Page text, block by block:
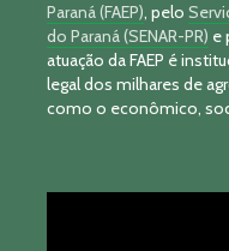
Paraná (FAEP), pelo
do Paraná (SENAR-PR) e
atuação da FAEP é
legal dos milhares de
como o econômico,